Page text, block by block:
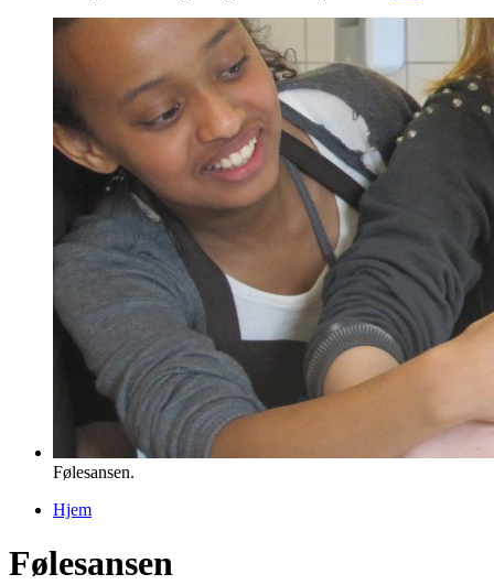
Følesansen.
Hjem
Følesansen